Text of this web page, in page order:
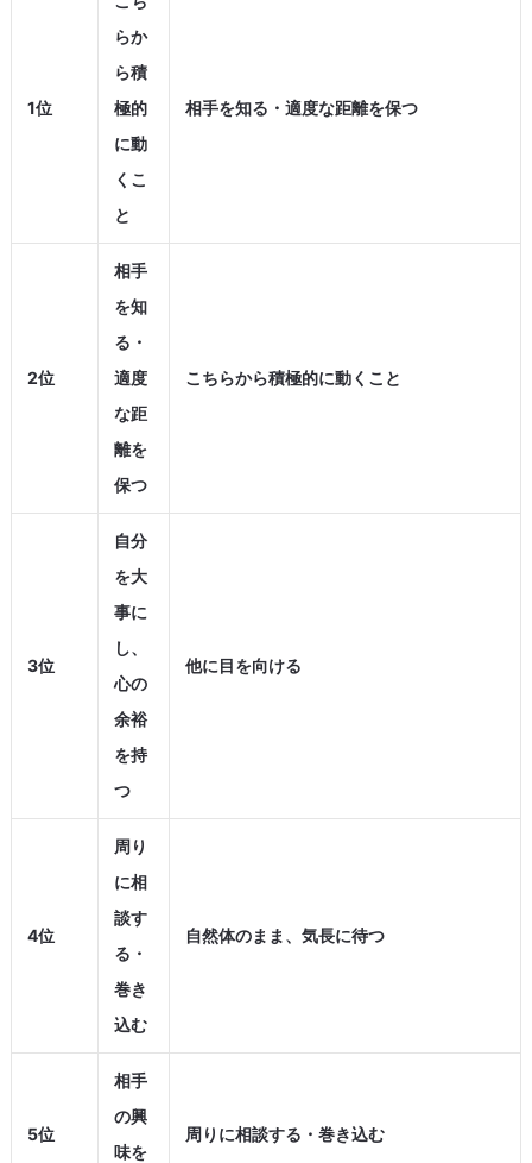
1位
らか
ら積
極的
に動
くこ
と
相手を知る・適度な距離を保つ
2位
相手
を知
る・
適度
な距
離を
保つ
こちらから積極的に動くこと
3位
自分
を大
事に
し、
心の
余裕
を持
つ
他に目を向ける
4位
周り
に相
談す
る・
巻き
込む
自然体のまま、気長に待つ
5位
相手
の興
味を
周りに相談する・巻き込む